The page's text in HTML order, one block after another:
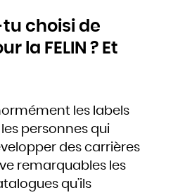
choisi de
la FELIN ? Et
les labels
personnes qui
des carrières
remarquables les
qu’ils